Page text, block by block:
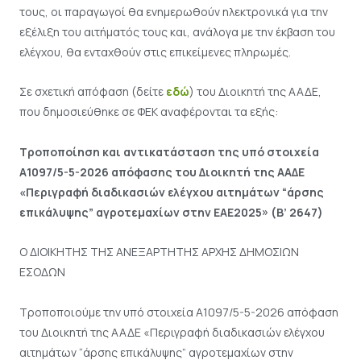
τους, οι παραγωγοί θα ενημερωθούν ηλεκτρονικά για την
εξέλιξη του αιτήματός τους και, ανάλογα με την έκβαση του
ελέγχου, θα ενταχθούν στις επικείμενες πληρωμές.
Σε σχετική απόφαση (δείτε εδώ) του Διοικητή της ΑΑΔΕ,
που δημοσιεύθηκε σε ΦΕΚ αναφέρονται τα εξής:
Τροποποίηση και αντικατάσταση της υπό στοιχεία
Α1097/5-5-2026 απόφασης του Διοικητή της ΑΑΔΕ
«Περιγραφή διαδικασιών ελέγχου αιτημάτων “άρσης
επικάλυψης” αγροτεμαχίων στην ΕΑΕ2025» (B’ 2647)
Ο ΔΙΟΙΚΗΤΗΣ ΤΗΣ ΑΝΕΞΑΡΤΗΤΗΣ ΑΡΧΗΣ ΔΗΜΟΣΙΩΝ
ΕΣΟΔΩΝ
Τροποποιούμε την υπό στοιχεία Α1097/5-5-2026 απόφαση
του Διοικητή της ΑΑΔΕ «Περιγραφή διαδικασιών ελέγχου
αιτημάτων “άρσης επικάλυψης” αγροτεμαχίων στην